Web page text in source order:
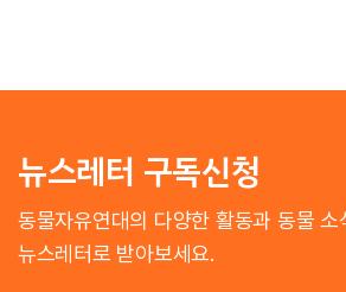
뉴스레터 구독신청
동물자유연대의 다양한 활동과 동물 소
뉴스레터로 받아보세요.